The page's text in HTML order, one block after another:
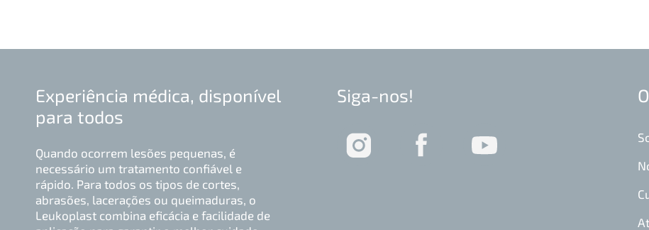
Experiência médica, disponível
para todos
Quando ocorrem lesões pequenas, é
necessário um tratamento confiável e
rápido. Para todos os tipos de cortes,
abrasões, lacerações ou queimaduras, o
Leukoplast combina eficácia e facilidade de
Siga-nos!